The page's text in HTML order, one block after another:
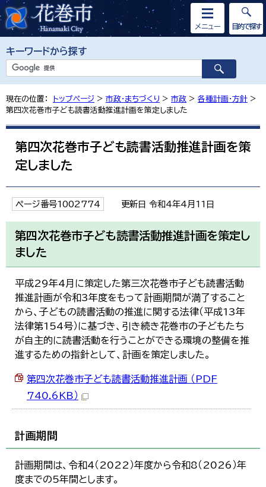
キーワードから探す
メニュー 目的で探す
現在の位置： トップページ > 市政・まちづくり > 市政 > 各種計画・方針 >
第四次花巻市子ども読書活動推進計画を策定しました
第四次花巻市子ども読書活動推進計画を策
定しました
ページ番号1002774 更新日 令和4年4月11日
第四次花巻市子ども読書活動推進計画を策定し
ました
平成29年4月に策定した第三次花巻市子ども読書活動
推進計画が令和3年度をもって計画期間が満了すること
から、子どもの読書活動の推進に関する法律（平成13年
法律第154号）に基づき、引き続き花巻市の子どもたち
が自主的に読書活動を行うことができる環境の整備を推
進するための指針として、計画を策定しました。
第四次花巻市子ども読書活動推進計画 （PDF
740.6KB）
計画期間
計画期間は、令和4（2022）年度から令和8（2026）年
度までの5年間とします。